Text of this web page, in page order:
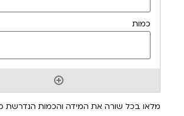
מלאו בכל שורה את המידה והכמות הנדרשת